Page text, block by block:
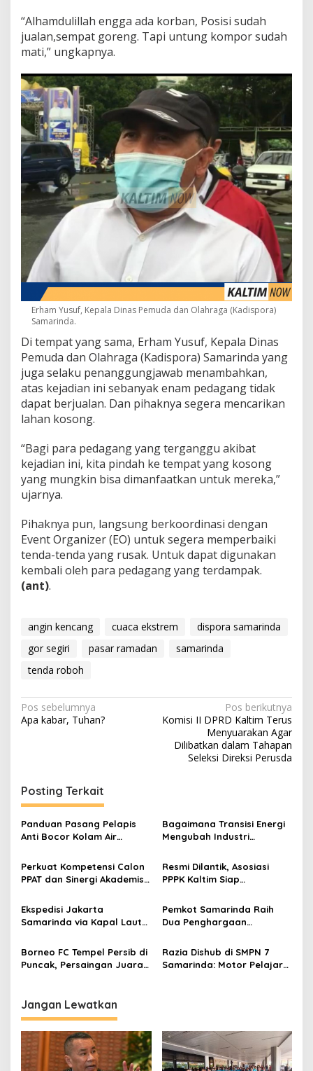
“Alhamdulillah engga ada korban, Posisi sudah
jualan,sempat goreng. Tapi untung kompor sudah
mati,” ungkapnya.
Erham Yusuf, Kepala Dinas Pemuda dan Olahraga (Kadispora)
Samarinda.
Di tempat yang sama, Erham Yusuf, Kepala Dinas
Pemuda dan Olahraga (Kadispora) Samarinda yang
juga selaku penanggungjawab menambahkan,
atas kejadian ini sebanyak enam pedagang tidak
dapat berjualan. Dan pihaknya segera mencarikan
lahan kosong.
“Bagi para pedagang yang terganggu akibat
kejadian ini, kita pindah ke tempat yang kosong
yang mungkin bisa dimanfaatkan untuk mereka,”
ujarnya.
Pihaknya pun, langsung berkoordinasi dengan
Event Organizer (EO) untuk segera memperbaiki
tenda-tenda yang rusak. Untuk dapat digunakan
kembali oleh para pedagang yang terdampak.
(ant).
angin kencang cuaca ekstrem
dispora samarinda
gor segiri
pasar ramadan
samarinda
tenda roboh
Navigasi
pos
Pos sebelumnya
Apa kabar, Tuhan?
Pos berikutnya
Komisi II DPRD Kaltim Terus
Menyuarakan Agar
Dilibatkan dalam Tahapan
Seleksi Direksi Perusda
Posting Terkait
Panduan Pasang Pelapis
Anti Bocor Kolam Air
Bagaimana Transisi Energi
Mengubah Industri
Perkuat Kompetensi Calon
PPAT dan Sinergi Akademis,
Bimtek Ujian PPAT 2026
Resmi Dilantik, Asosiasi
PPPK Kaltim Siap
Karier Hingga Kawal Isu
Kontrak ke Pusat
Ekspedisi Jakarta
Samarinda via Kapal Laut
Lebih Efisien
Pemkot Samarinda Raih
Dua Penghargaan
Kalimantan 2026
Borneo FC Tempel Persib di
Puncak, Persaingan Juara
Razia Dishub di SMPN 7
Samarinda: Motor Pelajar
Jangan Lewatkan